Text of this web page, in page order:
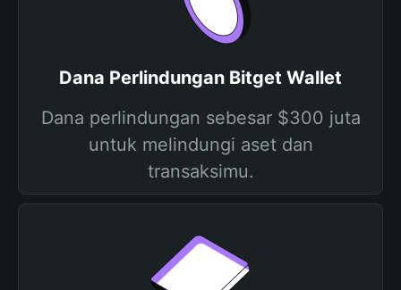
Dana Perlindungan Bitget Wallet
Dana perlindungan sebesar $300 juta
untuk melindungi aset dan
transaksimu.